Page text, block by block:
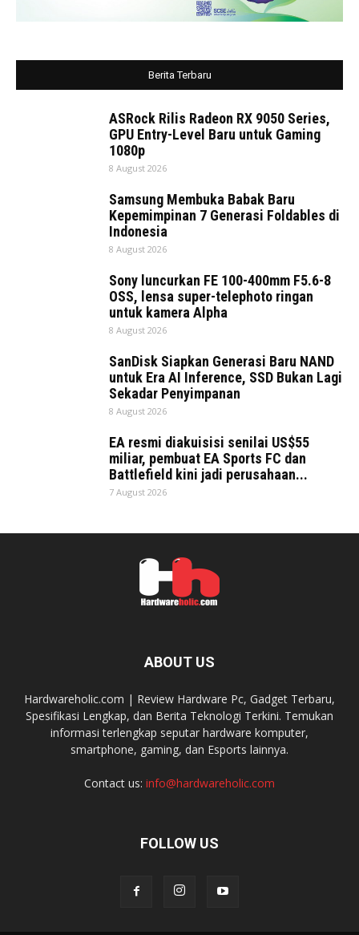
Berita Terbaru
ASRock Rilis Radeon RX 9050 Series,
GPU Entry-Level Baru untuk Gaming
1080p
8 August 2026
Samsung Membuka Babak Baru
Kepemimpinan 7 Generasi Foldables di
Indonesia
8 August 2026
Sony luncurkan FE 100-400mm F5.6-8
OSS, lensa super-telephoto ringan
untuk kamera Alpha
8 August 2026
SanDisk Siapkan Generasi Baru NAND
untuk Era AI Inference, SSD Bukan Lagi
Sekadar Penyimpanan
8 August 2026
EA resmi diakuisisi senilai US$55
miliar, pembuat EA Sports FC dan
Battlefield kini jadi perusahaan...
7 August 2026
ABOUT US
Hardwareholic.com | Review Hardware Pc, Gadget Terbaru,
Spesifikasi Lengkap, dan Berita Teknologi Terkini. Temukan
informasi terlengkap seputar hardware komputer,
smartphone, gaming, dan Esports lainnya.
Contact us: info@hardwareholic.com
FOLLOW US